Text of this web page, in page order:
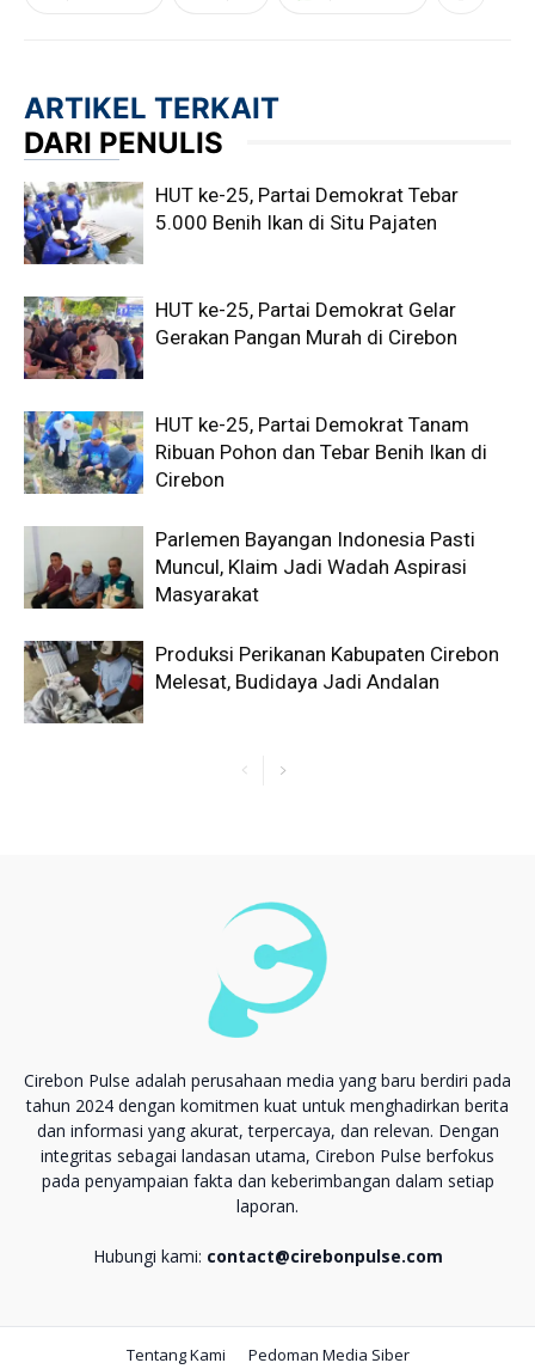
ARTIKEL TERKAIT
DARI PENULIS
HUT ke-25, Partai Demokrat Tebar
5.000 Benih Ikan di Situ Pajaten
HUT ke-25, Partai Demokrat Gelar
Gerakan Pangan Murah di Cirebon
HUT ke-25, Partai Demokrat Tanam
Ribuan Pohon dan Tebar Benih Ikan di
Cirebon
Parlemen Bayangan Indonesia Pasti
Muncul, Klaim Jadi Wadah Aspirasi
Masyarakat
Produksi Perikanan Kabupaten Cirebon
Melesat, Budidaya Jadi Andalan
Cirebon Pulse adalah perusahaan media yang baru berdiri pada
tahun 2024 dengan komitmen kuat untuk menghadirkan berita
dan informasi yang akurat, terpercaya, dan relevan. Dengan
integritas sebagai landasan utama, Cirebon Pulse berfokus
pada penyampaian fakta dan keberimbangan dalam setiap
laporan.
Hubungi kami: contact@cirebonpulse.com
Tentang Kami Pedoman Media Siber